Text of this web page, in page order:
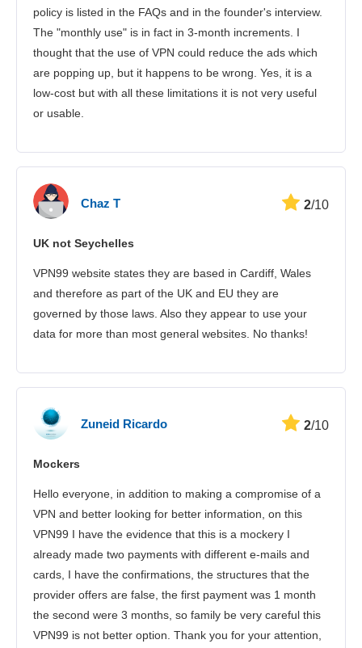
policy is listed in the FAQs and in the founder's interview.
The "monthly use" is in fact in 3-month increments. I
thought that the use of VPN could reduce the ads which
are popping up, but it happens to be wrong. Yes, it is a
low-cost but with all these limitations it is not very useful
or usable.
Chaz T 2/10
UK not Seychelles
VPN99 website states they are based in Cardiff, Wales
and therefore as part of the UK and EU they are
governed by those laws. Also they appear to use your
data for more than most general websites. No thanks!
Zuneid Ricardo 2/10
Mockers
Hello everyone, in addition to making a compromise of a
VPN and better looking for better information, on this
VPN99 I have the evidence that this is a mockery I
already made two payments with different e-mails and
cards, I have the confirmations, the structures that the
provider offers are false, the first payment was 1 month
the second were 3 months, so family be very careful this
VPN99 is not better option. Thank you for your attention,